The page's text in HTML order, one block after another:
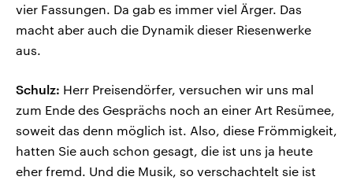
vier Fassungen. Da gab es immer viel Ärger. Das
macht aber auch die Dynamik dieser Riesenwerke
aus.
Schulz: Herr Preisendörfer, versuchen wir uns mal
zum Ende des Gesprächs noch an einer Art Resümee,
soweit das denn möglich ist. Also, diese Frömmigkeit,
hatten Sie auch schon gesagt, die ist uns ja heute
eher fremd. Und die Musik, so verschachtelt sie ist